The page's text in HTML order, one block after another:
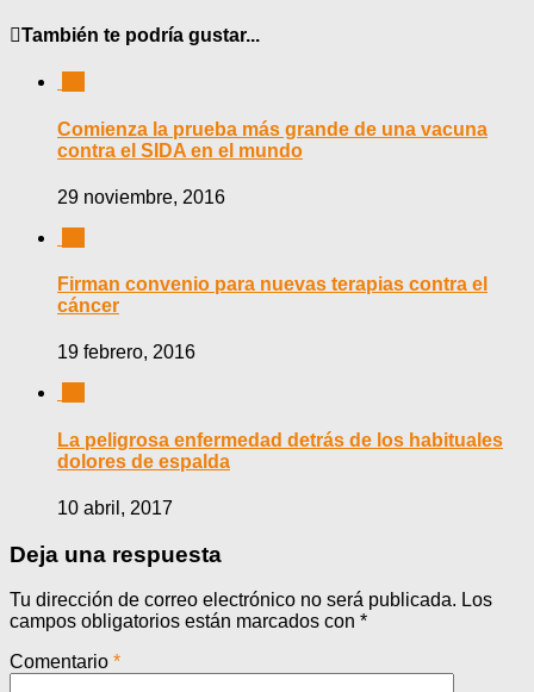
También te podría gustar...
Comienza la prueba más grande de una vacuna
contra el SIDA en el mundo
29 noviembre, 2016
Firman convenio para nuevas terapias contra el
cáncer
19 febrero, 2016
La peligrosa enfermedad detrás de los habituales
dolores de espalda
10 abril, 2017
Deja una respuesta
Tu dirección de correo electrónico no será publicada. Los
campos obligatorios están marcados con *
Comentario *